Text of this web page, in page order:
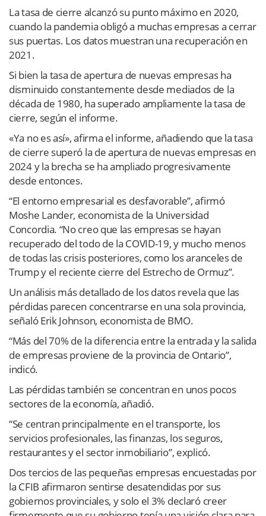
La tasa de cierre alcanzó su punto máximo en 2020,
cuando la pandemia obligó a muchas empresas a cerrar
sus puertas. Los datos muestran una recuperación en
2021.
Si bien la tasa de apertura de nuevas empresas ha
disminuido constantemente desde mediados de la
década de 1980, ha superado ampliamente la tasa de
cierre, según el informe.
«Ya no es así», afirma el informe, añadiendo que la tasa
de cierre superó la de apertura de nuevas empresas en
2024 y la brecha se ha ampliado progresivamente
desde entonces.
“El entorno empresarial es desfavorable”, afirmó
Moshe Lander, economista de la Universidad
Concordia. “No creo que las empresas se hayan
recuperado del todo de la COVID-19, y mucho menos
de todas las crisis posteriores, como los aranceles de
Trump y el reciente cierre del Estrecho de Ormuz”.
Un análisis más detallado de los datos revela que las
pérdidas parecen concentrarse en una sola provincia,
señaló Erik Johnson, economista de BMO.
“Más del 70% de la diferencia entre la entrada y la salida
de empresas proviene de la provincia de Ontario”,
indicó.
Las pérdidas también se concentran en unos pocos
sectores de la economía, añadió.
“Se centran principalmente en el transporte, los
servicios profesionales, las finanzas, los seguros,
restaurantes y el sector inmobiliario”, explicó.
Dos tercios de las pequeñas empresas encuestadas por
la CFIB afirmaron sentirse desatendidas por sus
gobiernos provinciales, y solo el 3% declaró creer